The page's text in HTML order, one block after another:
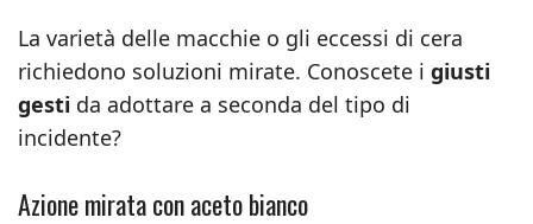
La varietà delle macchie o gli eccessi di cera
richiedono soluzioni mirate. Conoscete i giusti
gesti da adottare a seconda del tipo di
incidente?
Azione mirata con aceto bianco